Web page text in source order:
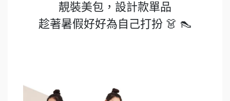
靚裝美包，設計款單品
趁著暑假好好為自己打扮 👗 👠